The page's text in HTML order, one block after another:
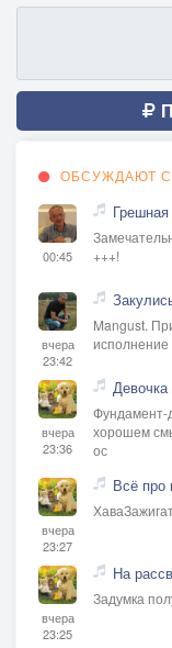
ОБСУЖДАЮТ
00:45
+++!
вчера
23:42
Mangust.
исполнение
вчера
23:36
Фундамент-
хорошем
ос
вчера
23:27
Всё про
вчера
23:25
На
Задумка